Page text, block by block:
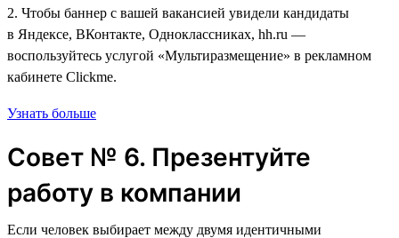
2. Чтобы баннер с вашей вакансией увидели кандидаты
в Яндексе, ВКонтакте, Одноклассниках, hh.ru —
воспользуйтесь услугой «Мультиразмещение» в рекламном
кабинете Clickme.
Узнать больше
Совет № 6. Презентуйте
работу в компании
Если человек выбирает между двумя идентичными